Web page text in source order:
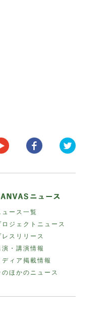
ュース一覧
ロジェクトニュース
レスリリース
演・講演情報
ディア掲載情報
のほかのニュース